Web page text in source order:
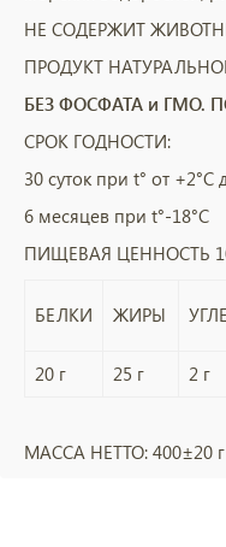
НЕ СОДЕРЖИТ
ПРОДУКТ
БЕЗ ФОСФАТА и ГМО.
СРОК ГОДНОСТИ:
30 суток при t° от +2°С
6 месяцев при t°-18°C
ПИЩЕВАЯ ЦЕННОСТЬ
БЕЛКИ ЖИРЫ
20 г
25 г 2 г
МАССА НЕТТО: 400±20 г